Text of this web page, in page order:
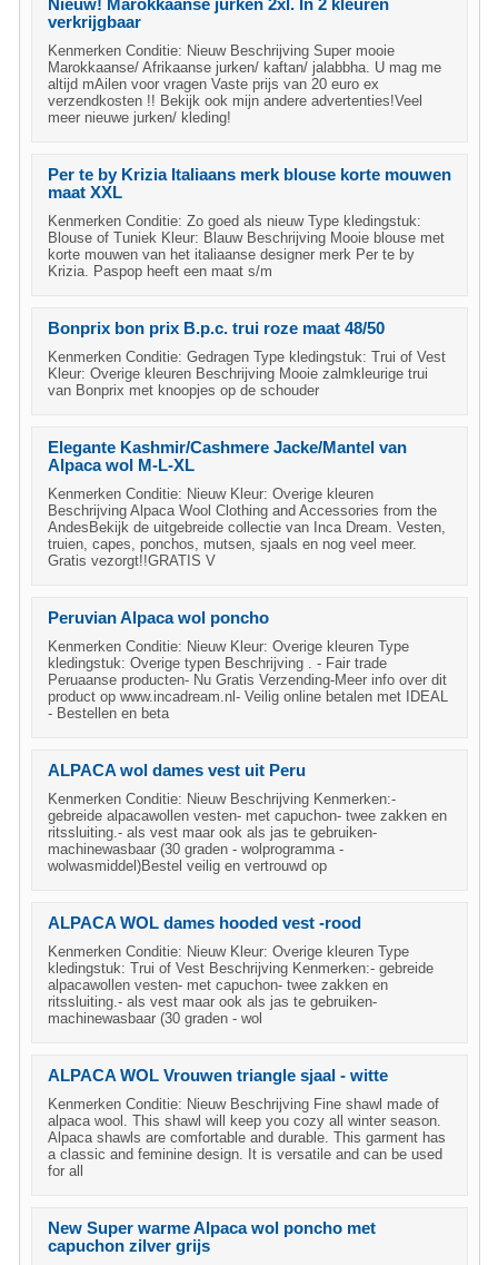
Nieuw! Marokkaanse jurken 2xl. In 2 kleuren
verkrijgbaar
Kenmerken Conditie: Nieuw Beschrijving Super mooie
Marokkaanse/ Afrikaanse jurken/ kaftan/ jalabbha. U mag me
altijd mAilen voor vragen Vaste prijs van 20 euro ex
verzendkosten !! Bekijk ook mijn andere advertenties!Veel
meer nieuwe jurken/ kleding!
Per te by Krizia Italiaans merk blouse korte mouwen
maat XXL
Kenmerken Conditie: Zo goed als nieuw Type kledingstuk:
Blouse of Tuniek Kleur: Blauw Beschrijving Mooie blouse met
korte mouwen van het italiaanse designer merk Per te by
Krizia. Paspop heeft een maat s/m
Bonprix bon prix B.p.c. trui roze maat 48/50
Kenmerken Conditie: Gedragen Type kledingstuk: Trui of Vest
Kleur: Overige kleuren Beschrijving Mooie zalmkleurige trui
van Bonprix met knoopjes op de schouder
Elegante Kashmir/Cashmere Jacke/Mantel van
Alpaca wol M-L-XL
Kenmerken Conditie: Nieuw Kleur: Overige kleuren
Beschrijving Alpaca Wool Clothing and Accessories from the
AndesBekijk de uitgebreide collectie van Inca Dream. Vesten,
truien, capes, ponchos, mutsen, sjaals en nog veel meer.
Gratis vezorgt!!GRATIS V
Peruvian Alpaca wol poncho
Kenmerken Conditie: Nieuw Kleur: Overige kleuren Type
kledingstuk: Overige typen Beschrijving . - Fair trade
Peruaanse producten- Nu Gratis Verzending-Meer info over dit
product op www.incadream.nl- Veilig online betalen met IDEAL
- Bestellen en beta
ALPACA wol dames vest uit Peru
Kenmerken Conditie: Nieuw Beschrijving Kenmerken:-
gebreide alpacawollen vesten- met capuchon- twee zakken en
ritssluiting.- als vest maar ook als jas te gebruiken-
machinewasbaar (30 graden - wolprogramma -
wolwasmiddel)Bestel veilig en vertrouwd op
ALPACA WOL dames hooded vest -rood
Kenmerken Conditie: Nieuw Kleur: Overige kleuren Type
kledingstuk: Trui of Vest Beschrijving Kenmerken:- gebreide
alpacawollen vesten- met capuchon- twee zakken en
ritssluiting.- als vest maar ook als jas te gebruiken-
machinewasbaar (30 graden - wol
ALPACA WOL Vrouwen triangle sjaal - witte
Kenmerken Conditie: Nieuw Beschrijving Fine shawl made of
alpaca wool. This shawl will keep you cozy all winter season.
Alpaca shawls are comfortable and durable. This garment has
a classic and feminine design. It is versatile and can be used
for all
New Super warme Alpaca wol poncho met
capuchon zilver grijs